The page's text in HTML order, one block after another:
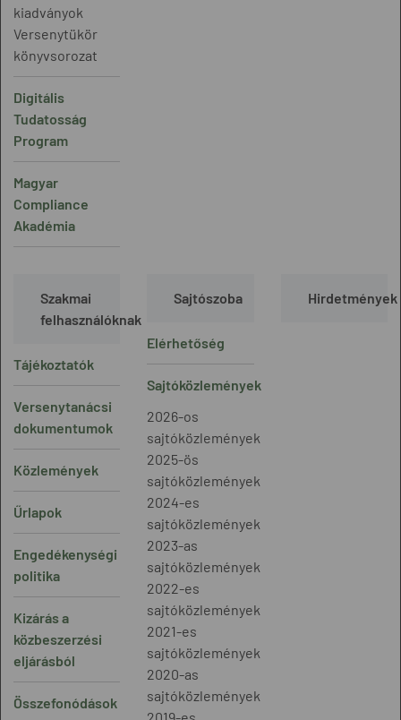
kiadványok
Versenytükör
könyvsorozat
Digitális
Tudatosság
Program
Magyar
Compliance
Akadémia
Szakmai
felhasználóknak
Tájékoztatók
Versenytanácsi
dokumentumok
Közlemények
Űrlapok
Engedékenységi
politika
Kizárás a
közbeszerzési
eljárásból
Összefonódások
Sajtószoba
Elérhetőség
Sajtóközlemények
2026-os
sajtóközlemények
2025-ös
sajtóközlemények
2024-es
sajtóközlemények
2023-as
sajtóközlemények
2022-es
sajtóközlemények
2021-es
sajtóközlemények
2020-as
sajtóközlemények
Hirdetmények